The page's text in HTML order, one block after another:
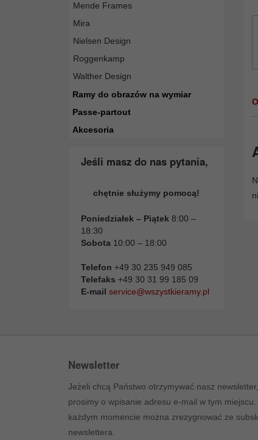
Mende Frames
Mira
Nielsen Design
Roggenkamp
Walther Design
Ramy do obrazów na wymiar
Passe-partout
Akcesoria
Jeśli masz do nas pytania,
chętnie służymy pomocą!
Poniedziałek – Piątek 8:00 –
18:30
Sobota 10:00 – 18:00
Telefon +49 30 235 949 085
Telefaks +49 30 31 99 185 09
E-mail service@wszystkieramy.pl
Newsletter
Jeżeli chcą Państwo otrzymywać nasz newsletter,
prosimy o wpisanie adresu e-mail w tym miejscu.
każdym momencie można zrezygnować ze
newslettera.